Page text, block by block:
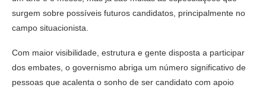
surgem sobre possíveis futuros candidatos, principalmente no
campo situacionista.
Com maior visibilidade, estrutura e gente disposta a participar
dos embates, o governismo abriga um número significativo de
pessoas que acalenta o sonho de ser candidato com apoio